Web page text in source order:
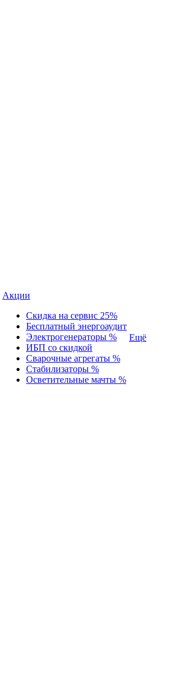
Акции
Скидка на сервис 25%
Бесплатный энергоаудит
Электрогенераторы %
ИБП со скидкой
Сварочные агрегаты %
Стабилизаторы %
Осветительные мачты %
Ещё